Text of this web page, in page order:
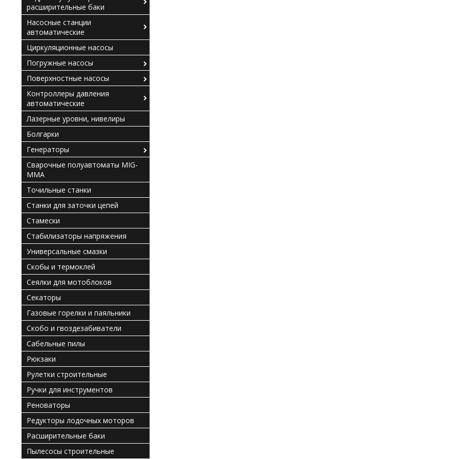
расширительные баки
Насосные станции
автоматические
Циркуляционные насосы
Погружные насосы
Поверхностные насосы
Контроллеры давления
автоматические
Лазерные уровни, нивелиры
Болгарки
Генераторы
Сварочные полуавтоматы MIG-
MMA
Точильные станки
Станки для заточки цепей
Стамески
Стабилизаторы напряжения
Универсальные смазки
Скобы и термоклей
Сеялки для мотоблоков
Секаторы
Газовые горелки и паяльники
Скобо и гвоздезабиватели
Сабельные пилы
Рюкзаки
Рулетки строительные
Ручки для инструментов
Реноваторы
Редукторы лодочных моторов
Расширительные баки
Пылесосы строительные